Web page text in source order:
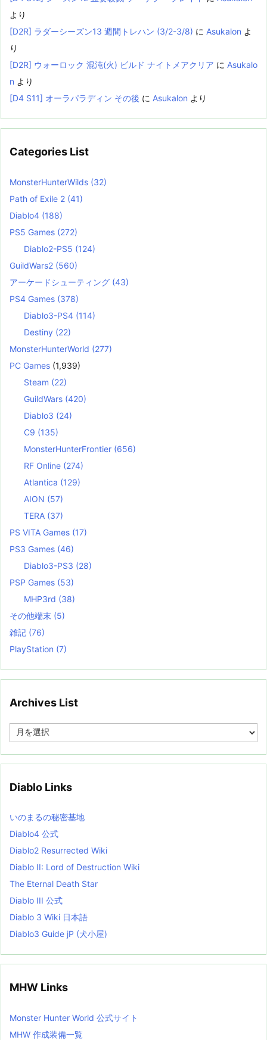
より
[D2R] ラダーシーズン13 週間トレハン (3/2-3/8) に Asukalon よ
り
[D2R] ウォーロック 混沌(火) ビルド ナイトメアクリア に Asukalo
n より
[D4 S11] オーラパラディン その後 に Asukalon より
Categories List
MonsterHunterWilds (32)
Path of Exile 2 (41)
Diablo4 (188)
PS5 Games (272)
Diablo2-PS5 (124)
GuildWars2 (560)
アーケードシューティング (43)
PS4 Games (378)
Diablo3-PS4 (114)
Destiny (22)
MonsterHunterWorld (277)
PC Games (1,939)
Steam (22)
GuildWars (420)
Diablo3 (24)
C9 (135)
MonsterHunterFrontier (656)
RF Online (274)
Atlantica (129)
AION (57)
TERA (37)
PS VITA Games (17)
PS3 Games (46)
Diablo3-PS3 (28)
PSP Games (53)
MHP3rd (38)
その他端末 (5)
雑記 (76)
PlayStation (7)
Archives List
e
i
s
t
Diablo Links
いのまるの秘密基地
Diablo4 公式
Diablo2 Resurrected Wiki
Diablo II: Lord of Destruction Wiki
The Eternal Death Star
Diablo III 公式
Diablo 3 Wiki 日本語
Diablo3 Guide jP (犬小屋)
MHW Links
Monster Hunter World 公式サイト
MHW 作成装備一覧